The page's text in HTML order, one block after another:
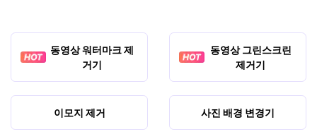
동영상 워터마크 제
거기
동영상 그린스크린
제거기
이모지 제거 사진 배경 변경기